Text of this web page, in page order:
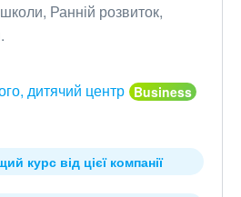
Ранній розвиток,
дитячий центр
курс від цієї компанії